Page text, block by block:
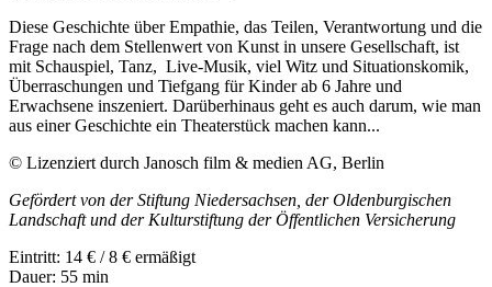
Diese Geschichte über Empathie, das Teilen, Verantwortung und die
Frage nach dem Stellenwert von Kunst in unsere Gesellschaft, ist
mit Schauspiel, Tanz, Live-Musik, viel Witz und Situationskomik,
Überraschungen und Tiefgang für Kinder ab 6 Jahre und
Erwachsene inszeniert. Darüberhinaus geht es auch darum, wie man
aus einer Geschichte ein Theaterstück machen kann...
© Lizenziert durch Janosch film & medien AG, Berlin
Gefördert von der Stiftung Niedersachsen, der Oldenburgischen
Landschaft und der Kulturstiftung der Öffentlichen Versicherung
Eintritt: 14 € / 8 € ermäßigt
Dauer: 55 min